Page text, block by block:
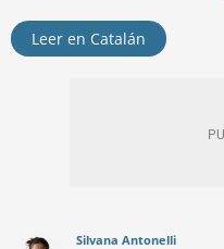
Leer en Catalán
Silvana Antonelli